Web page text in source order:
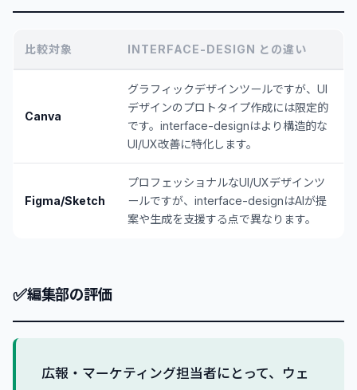
比較対象 INTERFACE-DESIGN との違い
Canva
グラフィックデザインツールですが、UI
デザインのプロトタイプ作成には限定的
です。interface-designはより構造的な
UI/UX改善に特化します。
Figma/Sketch
プロフェッショナルなUI/UXデザインツ
ールですが、interface-designはAIが提
案や生成を支援する点で異なります。
✅編集部の評価
広報・マーケティング担当者にとって、ウェ